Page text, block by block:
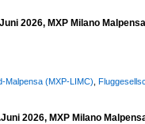
2026, MXP Milano
Malpensa (MXP-LIMC)
2026, MXP Milano